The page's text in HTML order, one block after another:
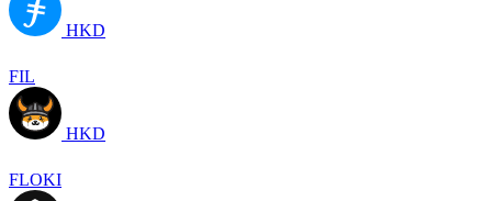
HKD
FIL
HKD
FLOKI